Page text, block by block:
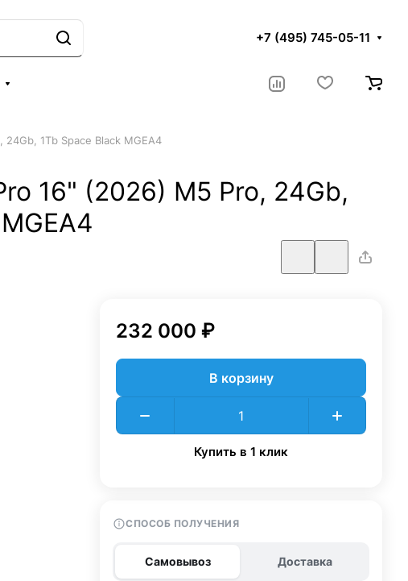
+7 (495) 745-05-11
1Tb Space Black MGEA4
16" (2026) M5 Pro, 24Gb,
232 000 ₽
В корзину
Купить в 1 клик
СПОСОБ ПОЛУЧЕНИЯ
Самовывоз Доставка